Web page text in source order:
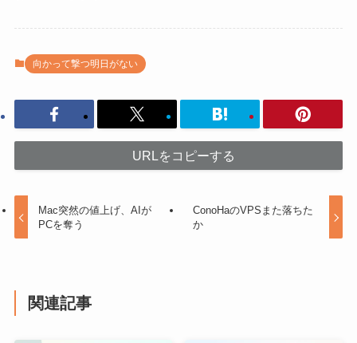
向かって撃つ明日がない
URLをコピーする
Mac突然の値上げ、AIが
PCを奪う
ConoHaのVPSまた落ちた
か
関連記事